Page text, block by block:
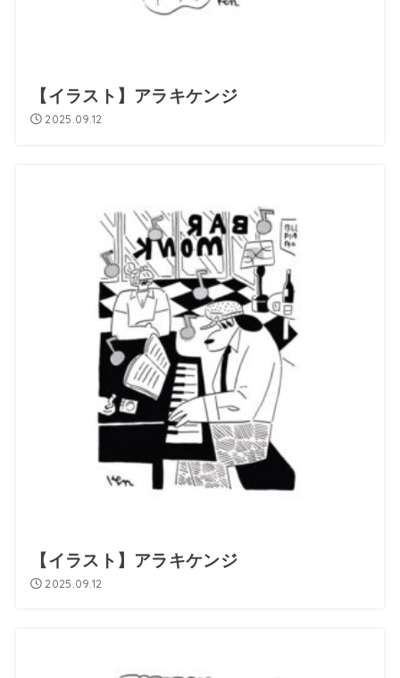
【イラスト】アラキケンジ
2025.09.12
【イラスト】アラキケンジ
2025.09.12